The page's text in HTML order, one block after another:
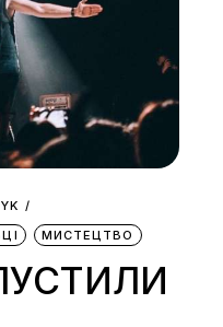
МИСТЕЦТВО